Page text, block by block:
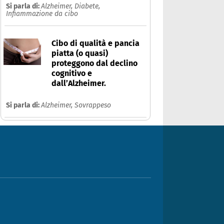
Si parla di:Alzheimer, Diabete,
Infiammazione da cibo
Cibo di qualità e pancia
piatta (o quasi)
proteggono dal declino
cognitivo e
dall’Alzheimer.
Si parla di:Alzheimer, Sovrappeso